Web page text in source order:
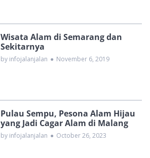
Wisata Alam di Semarang dan
Sekitarnya
by infojalanjalan ● November 6, 2019
Pulau Sempu, Pesona Alam Hijau
yang Jadi Cagar Alam di Malang
by infojalanjalan ● October 26, 2023